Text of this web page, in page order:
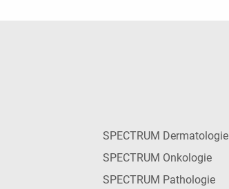
SPECTRUM Dermatologie
SPECTRUM Onkologie
SPECTRUM Pathologie